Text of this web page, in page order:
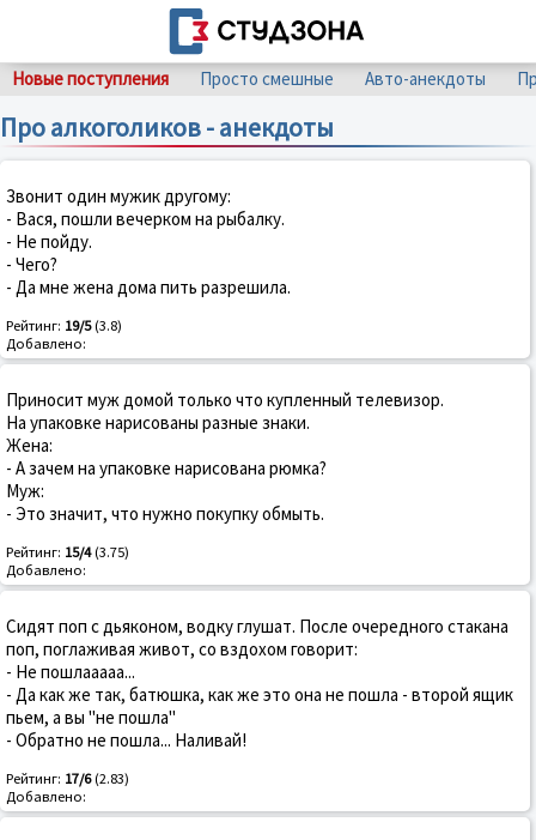
Новые поступления Просто смешные Авто-анекдоты
Про алкоголиков - анекдоты
Звонит один мужик другому:
- Вася, пошли вечерком на рыбалку.
- Не пойду.
- Чего?
- Да мне жена дома пить разрешила.
Рейтинг: 19/5(3.8)
Добавлено:
Приносит муж домой только что купленный телевизор.
Hа упаковке нарисованы разные знаки.
Жена:
- А зачем на упаковке нарисована рюмка?
Муж:
- Это значит, что нужно покупку обмыть.
Рейтинг: 15/4(3.75)
Добавлено:
Сидят поп с дьяконом, водку глушат. После очередного стакана
поп, поглаживая живот, со вздохом говорит:
- Не пошлааааа...
- Да как же так, батюшка, как же это она не пошла - второй ящик
пьем, а вы "не пошла"
- Обратно не пошла... Наливай!
Рейтинг: 17/6(2.83)
Добавлено: